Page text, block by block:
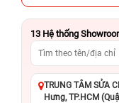
13 Hệ thống
TRUNG TÂM SỬA
Hưng, TP.HCM